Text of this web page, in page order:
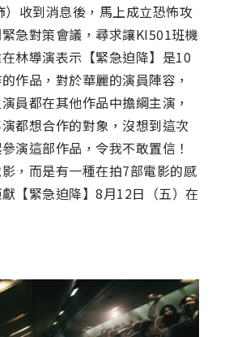
）收到消息後，馬上成立恐怖攻
急對策會議，尋求讓KI501班機
林導演表示【緊急迫降】是10
作品，對於華麗的演員陣容，
員都在其他作品中擔綱主演，
都想合作的對象，沒想到這次
演這部作品，令我不敢置信！
，而是有一種在拍7部電影的感
【緊急迫降】8月12日（五）在